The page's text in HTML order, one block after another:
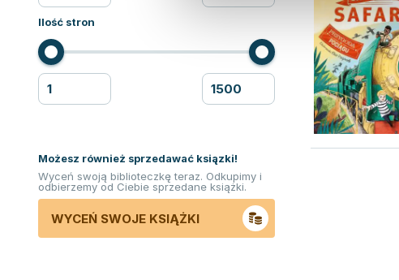
Ilość stron
Możesz również sprzedawać ksiązki!
Wyceń swoją biblioteczkę teraz. Odkupimy i
odbierzemy od Ciebie sprzedane książki.
WYCEŃ SWOJE KSIĄŻKI